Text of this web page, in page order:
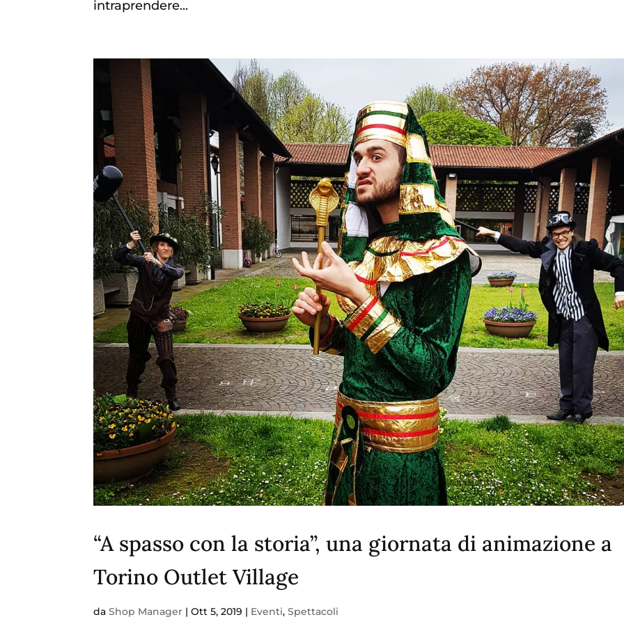
intraprendere...
“A spasso con la storia”, una giornata di animazione a
Torino Outlet Village
daShop Manager |Ott 5, 2019 | Eventi,Spettacoli